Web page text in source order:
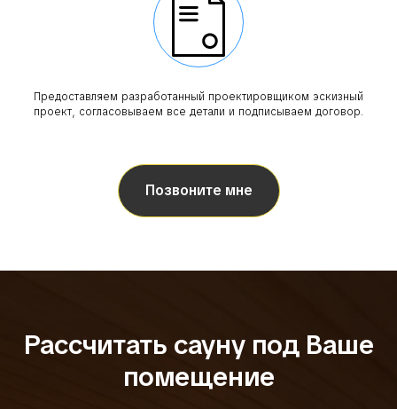
Предоставляем разработанный проектировщиком эскизный
проект, согласовываем все детали и подписываем договор.
Позвоните мне
Рассчитать сауну под Ваше
помещение